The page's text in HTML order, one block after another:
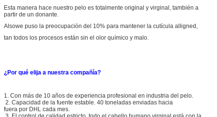
Esta manera hace nuestro pelo es totalmente original y virginal, también a
partir de un donante.
Alsowe puso la preocupación del 10% para mantener la cutícula alligned,
tan todos los procesos están sin el olor químico y malo.
¿Por qué elija a nuestra compañía?
1. Con más de 10 años de experiencia profesional en industria del pelo.
2. Capacidad de la fuente estable. 40 toneladas enviadas hacia
fuera por DHL cada mes.